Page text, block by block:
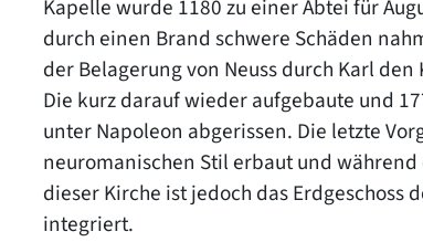
Kapelle wurde 1180 zu einer Abtei für
durch einen Brand schwere Schäden
der Belagerung von Neuss durch Karl
Die kurz darauf wieder aufgebaute und
unter Napoleon abgerissen. Die letzte
neuromanischen Stil erbaut und
dieser Kirche ist jedoch das
integriert.